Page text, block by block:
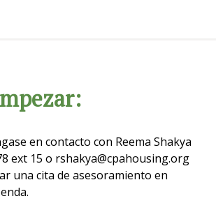
en contacto con Reema Shakya
ext 15 o rshakya@cpahousing.org
una cita de asesoramiento en